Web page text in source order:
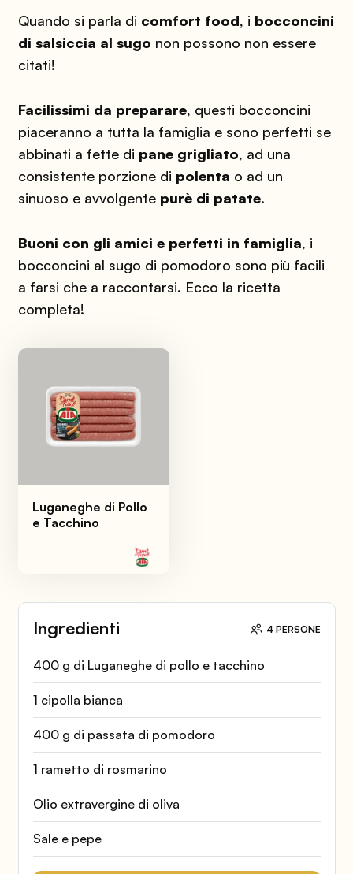
Ingredienti 4 PERSONE
400 g di Luganeghe di pollo e tacchino
1 cipolla bianca
400 g di passata di pomodoro
1 rametto di rosmarino
Olio extravergine di oliva
Sale e pepe
Quando si parla di comfort food, i bocconcini
di salsiccia al sugo non possono non essere
citati!
Facilissimi da preparare, questi bocconcini
piaceranno a tutta la famiglia e sono perfetti se
abbinati a fette di pane grigliato, ad una
consistente porzione di polenta o ad un
sinuoso e avvolgente purè di patate.
Buoni con gli amici e perfetti in famiglia, i
bocconcini al sugo di pomodoro sono più facili
a farsi che a raccontarsi. Ecco la ricetta
completa!
Luganeghe di Pollo
e Tacchino